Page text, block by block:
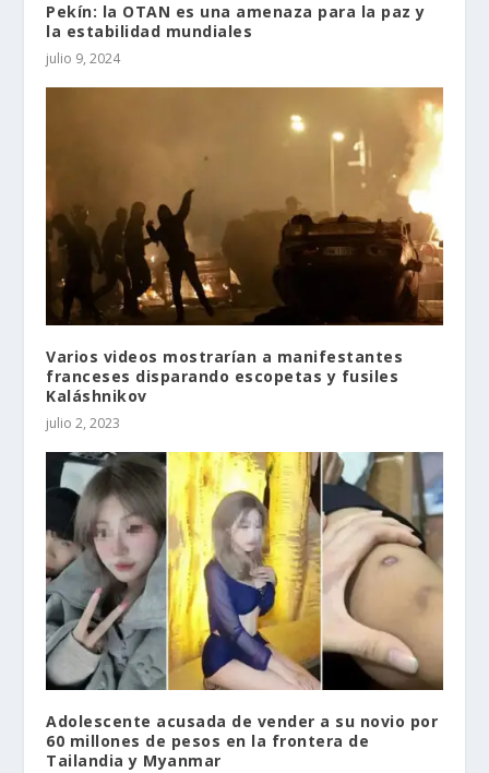
Pekín: la OTAN es una amenaza para la paz y
la estabilidad mundiales
julio 9, 2024
Varios videos mostrarían a manifestantes
franceses disparando escopetas y fusiles
Kaláshnikov
julio 2, 2023
Adolescente acusada de vender a su novio por
60 millones de pesos en la frontera de
Tailandia y Myanmar